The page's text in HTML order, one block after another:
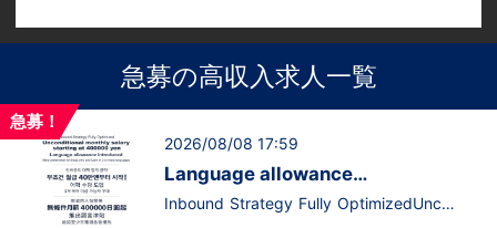
急募の高収入求人一覧
急募！
2026/08/08 17:59
Language allowance
introduced/推出語言津貼
Inbound Strategy Fully OptimizedUncon